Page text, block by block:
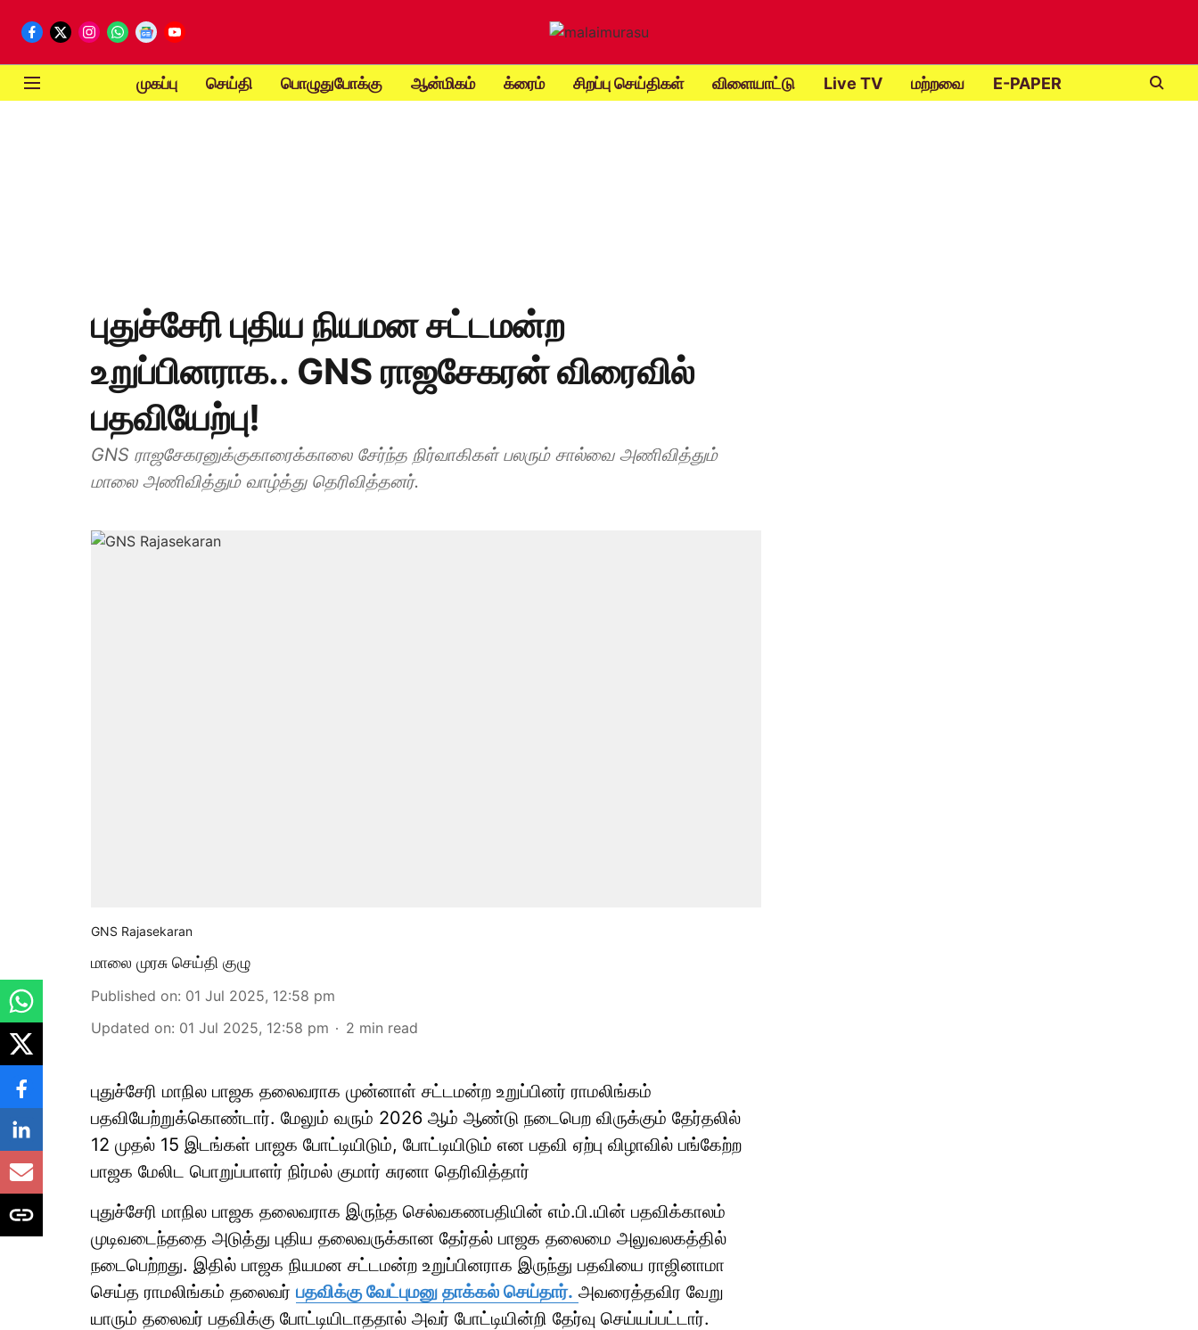
முகப்பு செய்தி பொழுதுபோக்கு ஆன்மிகம் க்ரைம் சிறப்பு செய்திகள் விளையாட்டு Live TV மற்றவை E-PAPER
புதுச்சேரி புதிய நியமன சட்டமன்ற
உறுப்பினராக.. GNS ராஜசேகரன் விரைவில்
பதவியேற்பு!
GNS ராஜசேகரனுக்குகாரைக்காலை சேர்ந்த நிர்வாகிகள் பலரும் சால்வை அணிவித்தும்
மாலை அணிவித்தும் வாழ்த்து தெரிவித்தனர்.
GNS Rajasekaran
மாலை முரசு செய்தி குழு
Published on: 01 Jul 2025, 12:58 pm
Updated on: 01 Jul 2025, 12:58 pm 2 min read
புதுச்சேரி மாநில பாஜக தலைவராக முன்னாள் சட்டமன்ற உறுப்பினர் ராமலிங்கம்
பதவியேற்றுக்கொண்டார். மேலும் வரும் 2026 ஆம் ஆண்டு நடைபெற விருக்கும் தேர்தலில்
12 முதல் 15 இடங்கள் பாஜக போட்டியிடும், போட்டியிடும் என பதவி ஏற்பு விழாவில் பங்கேற்ற
பாஜக மேலிட பொறுப்பாளர் நிர்மல் குமார் சுரனா தெரிவித்தார்
புதுச்சேரி மாநில பாஜக தலைவராக இருந்த செல்வகணபதியின் எம்.பி.யின் பதவிக்காலம்
முடிவடைந்ததை அடுத்து புதிய தலைவருக்கான தேர்தல் பாஜக தலைமை அலுவலகத்தில்
நடைபெற்றது. இதில் பாஜக நியமன சட்டமன்ற உறுப்பினராக இருந்து பதவியை ராஜினாமா
செய்த ராமலிங்கம் தலைவர் பதவிக்கு வேட்புமனு தாக்கல் செய்தார். அவரைத்தவிர வேறு
யாரும் தலைவர் பதவிக்கு போட்டியிடாததால் அவர் போட்டியின்றி தேர்வு செய்யப்பட்டார்.